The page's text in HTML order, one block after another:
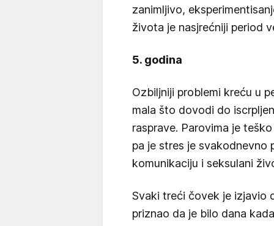
zanimljivo,
života je nasjrećniji period
5. godina
Ozbiljniji problemi kreću u
mala što dovodi do
rasprave. Parovima je
pa je stres je svakodnevno
komunikaciju i seksulani
Svaki treći čovek je izjavio
priznao da je bilo dana